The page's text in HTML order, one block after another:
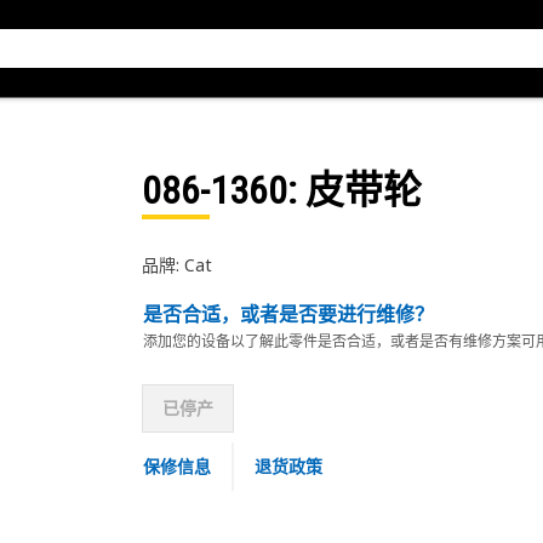
086-1360: 皮带轮
品牌: Cat
是否合适，或者是否要进行维修？
添加您的设备以了解此零件是否合适，或者是否有维修方案可
已停产
保修信息 退货政策